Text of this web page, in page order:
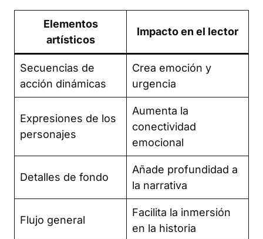
Elementos
artísticos
Impacto en el lector
Secuencias de
acción dinámicas
Crea emoción y
urgencia
Expresiones de los
personajes
Aumenta la
conectividad
emocional
Detalles de fondo
Añade profundidad a
la narrativa
Flujo general
Facilita la inmersión
en la historia